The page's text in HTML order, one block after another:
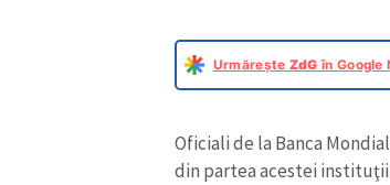
Urmărește ZdG în Google
Oficiali de la Banca
din partea acestei instituţii